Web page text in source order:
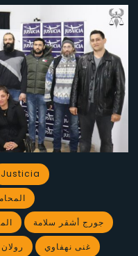
Justicia
جورج أشقر سلامة
غنى نهفاوي